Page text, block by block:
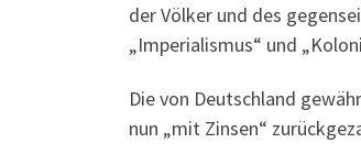
der Völker und des
„Imperialismus“ und
Die von Deutschland
nun „mit Zinsen“